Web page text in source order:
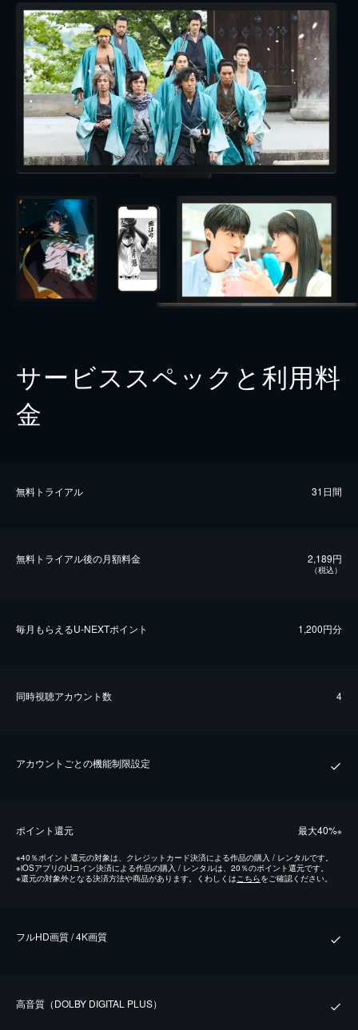
サービススペックと利用料
金
無料トライアル 31日間
無料トライアル後の⽉額料金 2,189円
（税込）
毎⽉もらえるU-NEXTポイント 1,200円分
同時視聴アカウント数 4
アカウントごとの機能制限設定
ポイント還元 最⼤40%※
※40％ポイント還元の対象は、クレジットカード決済による作品の購入 / レンタルです。
※iOSアプリのUコイン決済による作品の購入 / レンタルは、20％のポイント還元です。
※還元の対象外となる決済方法や商品があります。くわしくはこちらをご確認ください。
フルHD画質 / 4K画質
⾼⾳質（DOLBY DIGITAL PLUS）